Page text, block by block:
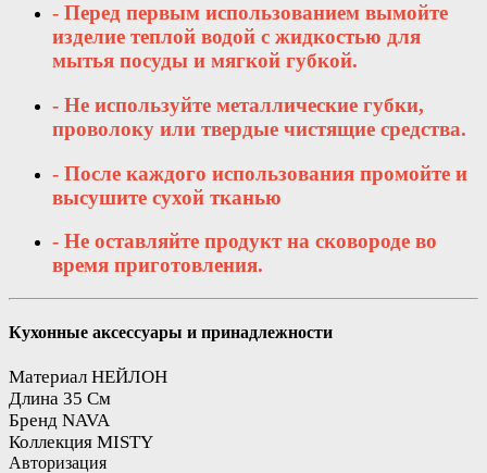
- Перед первым использованием вымойте
изделие теплой водой с жидкостью для
мытья посуды и мягкой губкой.
- Не используйте металлические губки,
проволоку или твердые чистящие средства.
- После каждого использования промойте и
высушите сухой тканью
- Не оставляйте продукт на сковороде во
время приготовления.
Кухонные аксессуары и принадлежности
Материал НЕЙЛОН
Длина 35 См
Бренд NAVA
Коллекция MISTY
Авторизация